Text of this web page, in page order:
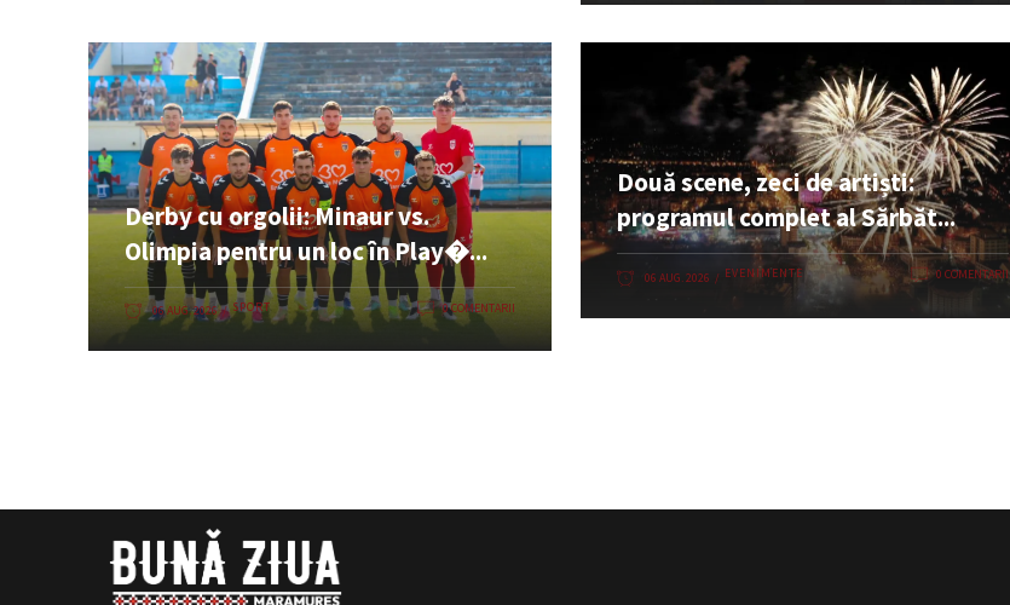
Derby cu orgolii: Minaur vs.
Olimpia pentru un loc în Play�...
06 AUG. 2026 SPORT 0 COMENTARII
Două scene, zeci de artiști:
programul complet al Sărbăt...
06 AUG. 2026 EVENIMENTE 0 COMENTARII